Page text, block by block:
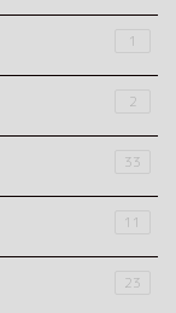
1
2
33
11
23